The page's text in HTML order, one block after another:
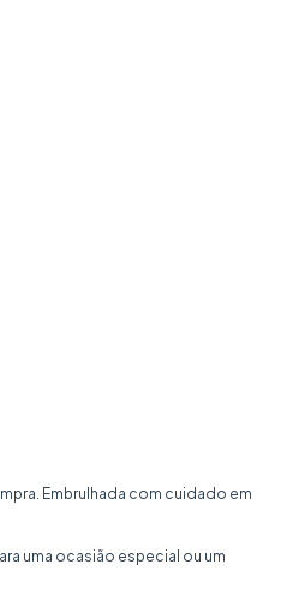
Embrulhada com cuidado em
uma ocasião especial ou um